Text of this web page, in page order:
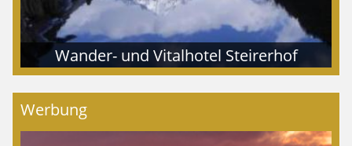
Wander- und Vitalhotel Steirerhof
Werbung